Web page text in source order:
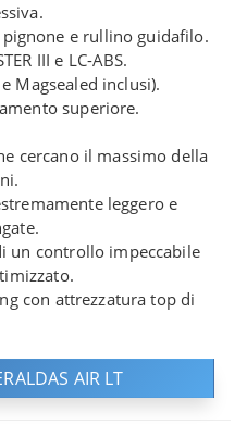
pignone e rullino guidafilo.
III e LC-ABS.
Magsealed inclusi).
superiore.
cercano il massimo della
leggero e
un controllo impeccabile
con attrezzatura top di
AIR LT